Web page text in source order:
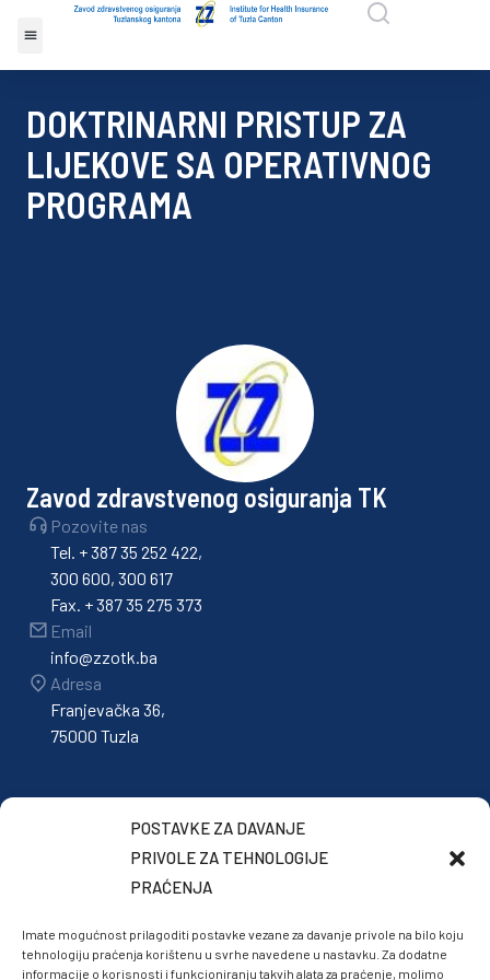
POSTAVKE ZA DAVANJE
PRIVOLE ZA TEHNOLOGIJE
PRAĆENJA
Imate mogućnost prilagoditi postavke vezane za davanje privole na bilo koju
tehnologiju praćenja korištenu u svrhe navedene u nastavku. Za dodatne
informacije o korisnosti i funkcioniranju takvih alata za praćenje, molimo
DOKTRINARNI PRISTUP ZA
LIJEKOVE SA OPERATIVNOG
PROGRAMA
Zavod zdravstvenog osiguranja TK
Pozovite nas
Tel. + 387 35 252 422,
300 600, 300 617
Fax. + 387 35 275 373
Email
info@zzotk.ba
Adresa
Franjevačka 36,
75000 Tuzla